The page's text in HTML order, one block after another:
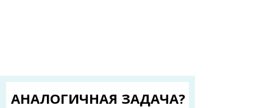
АНАЛОГИЧНАЯ ЗАДАЧА?